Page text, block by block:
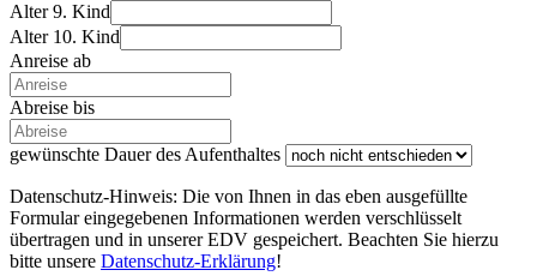
Alter 9. Kind
Alter 10. Kind
Anreise ab
Abreise bis
gewünschte Dauer des Aufenthaltes
Datenschutz-Hinweis: Die von Ihnen in das eben ausgefüllte
Formular eingegebenen Informationen werden verschlüsselt
übertragen und in unserer EDV gespeichert. Beachten Sie hierzu
bitte unsere Datenschutz-Erklärung!